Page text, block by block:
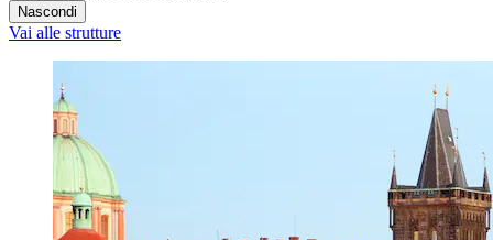
Nascondi
Vai alle strutture